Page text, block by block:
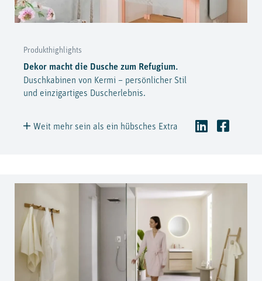
Produkthighlights
Dekor macht die Dusche zum Refugium.
Duschkabinen von Kermi – persönlicher Stil
und einzigartiges Duscherlebnis.
Weit mehr sein als ein hübsches Extra